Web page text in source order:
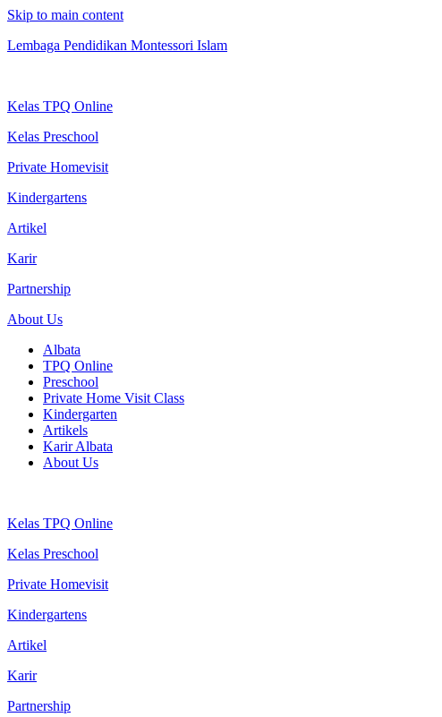
Skip to main content
Lembaga Pendidikan Montessori Islam
Kelas TPQ Online
Kelas Preschool
Private Homevisit
Kindergartens
Artikel
Karir
Partnership
About Us
Albata
TPQ Online
Preschool
Private Home Visit Class
Kindergarten
Artikels
Karir Albata
About Us
Kelas TPQ Online
Kelas Preschool
Private Homevisit
Kindergartens
Artikel
Karir
Partnership